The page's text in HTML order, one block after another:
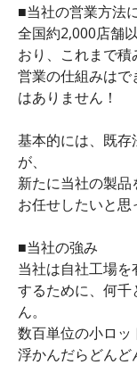
■当社の営業方法
全国約2,000店舗
おり、これまで積
営業の仕組みは
はありません！
基本的には、既
が、
新たに当社の製
お任せしたいと思
■当社の強み
当社は自社工場
するために、何
ん。
数百単位の小ロ
浮かんだらどんど